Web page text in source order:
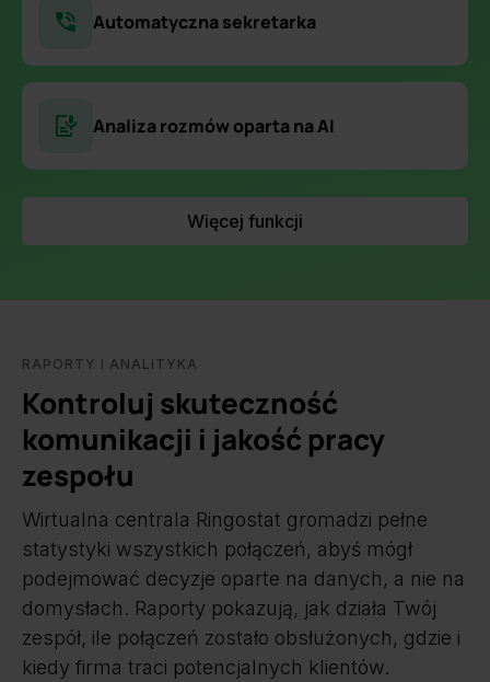
Automatyczna sekretarka
Analiza rozmów oparta na AI
Więcej funkcji
RAPORTY I ANALITYKA
Kontroluj skuteczność
komunikacji i jakość pracy
zespołu
Wirtualna centrala Ringostat gromadzi pełne
statystyki wszystkich połączeń, abyś mógł
podejmować decyzje oparte na danych, a nie na
domysłach. Raporty pokazują, jak działa Twój
zespół, ile połączeń zostało obsłużonych, gdzie i
kiedy firma traci potencjalnych klientów.